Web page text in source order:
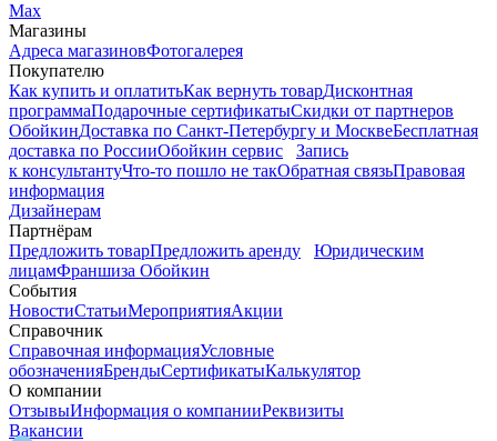
Max
Магазины
Адреса магазиновФотогалерея
Покупателю
Как купить и оплатитьКак вернуть товарДисконтная
программаПодарочные сертификатыСкидки от партнеров
ОбойкинДоставка по Санкт-Петербургу и МосквеБесплатная
доставка по РоссииОбойкин сервис
Запись
к консультантуЧто-то пошло не такОбратная связьПравовая
информация
Дизайнерам
Партнёрам
Предложить товарПредложить аренду
Юридическим
лицамФраншиза Обойкин
События
НовостиСтатьиМероприятияАкции
Справочник
Справочная информацияУсловные
обозначенияБрендыСертификатыКалькулятор
О компании
ОтзывыИнформация о компанииРеквизиты
Вакансии